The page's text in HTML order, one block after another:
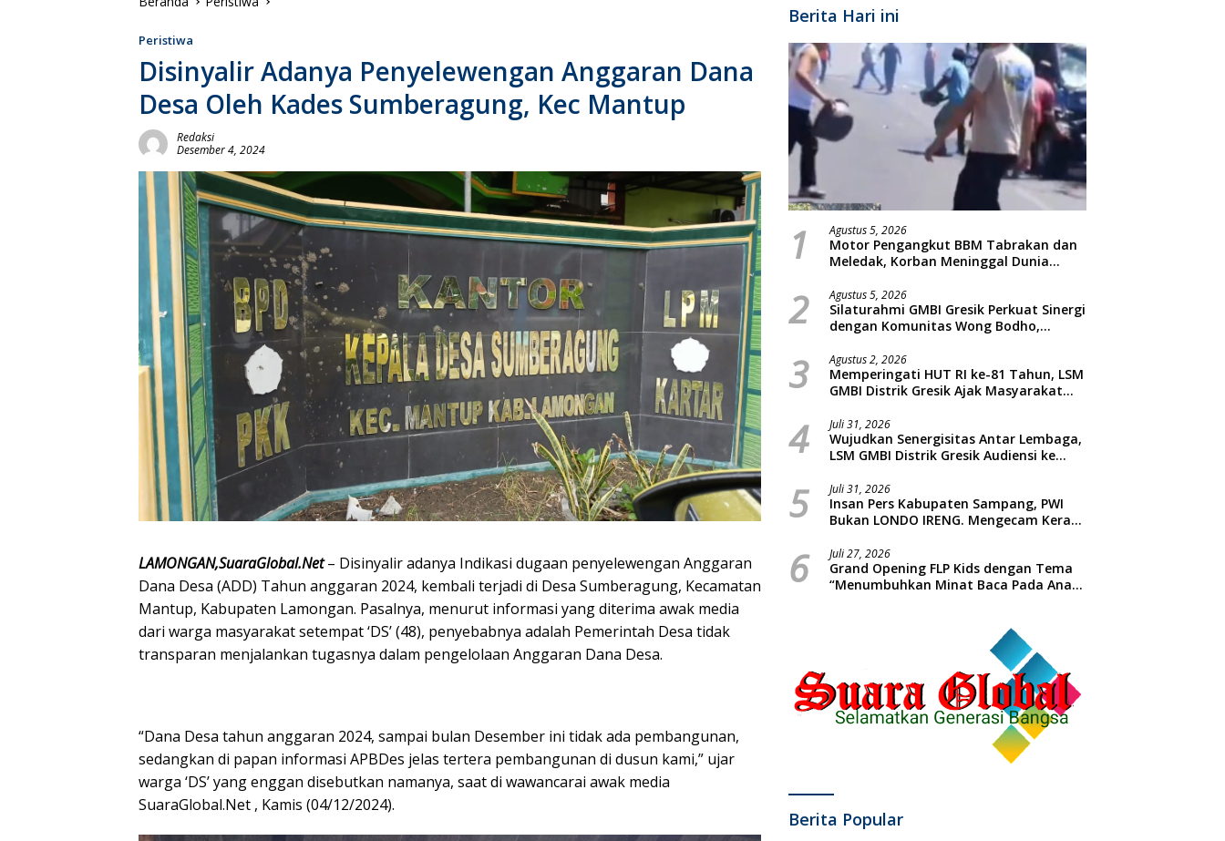
Peristiwa
Disinyalir Adanya Penyelewengan Anggaran Dana
Desa Oleh Kades Sumberagung, Kec Mantup
Redaksi
Desember 4, 2024
LAMONGAN,SuaraGlobal.Net– Disinyalir adanya Indikasi dugaan penyelewengan Anggaran
Dana Desa (ADD) Tahun anggaran 2024, kembali terjadi di Desa Sumberagung, Kecamatan
Mantup, Kabupaten Lamongan. Pasalnya, menurut informasi yang diterima awak media
dari warga masyarakat setempat ‘DS’ (48), penyebabnya adalah Pemerintah Desa tidak
transparan menjalankan tugasnya dalam pengelolaan Anggaran Dana Desa.
“Dana Desa tahun anggaran 2024, sampai bulan Desember ini tidak ada pembangunan,
sedangkan di papan informasi APBDes jelas tertera pembangunan di dusun kami,” ujar
warga ‘DS’ yang enggan disebutkan namanya, saat di wawancarai awak media
SuaraGlobal.Net , Kamis (04/12/2024).
Berita Hari ini
1 Agustus 5, 2026
Motor Pengangkut BBM Tabrakan dan
Meledak, Korban Meninggal Dunia
2 Agustus 5, 2026
Silaturahmi GMBI Gresik Perkuat Sinergi
dengan Komunitas Wong Bodho,
Reggae Vespa Menjelang Acara
Sunatan Massal dan Santunan Anak
Yatim
3 Agustus 2, 2026
Memperingati HUT RI ke-81 Tahun, LSM
GMBI Distrik Gresik Ajak Masyarakat
4 Juli 31, 2026
Wujudkan Senergisitas Antar Lembaga,
LSM GMBI Distrik Gresik Audiensi ke
Dilanjutkan Giat Sosial Santunan Anak
Yatim Piatu
5 Juli 31, 2026
Insan Pers Kabupaten Sampang, PWI
Bukan LONDO IRENG. Mengecam Keras
Republik Indonesia
6 Juli 27, 2026
Grand Opening FLP Kids dengan Tema
“Menumbuhkan Minat Baca Pada Anak
Berita Popular